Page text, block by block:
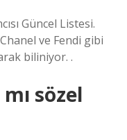
Güncel Listesi.
ve Fendi gibi
biliniyor. .
sözel